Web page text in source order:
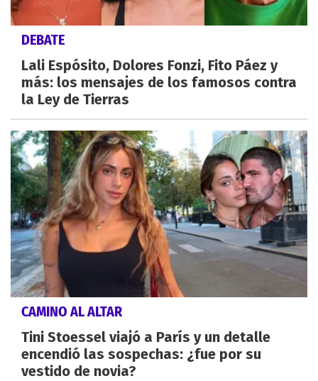
DEBATE
Lali Espósito, Dolores Fonzi, Fito Páez y
más: los mensajes de los famosos contra
la Ley de Tierras
CAMINO AL ALTAR
Tini Stoessel viajó a París y un detalle
encendió las sospechas: ¿fue por su
vestido de novia?